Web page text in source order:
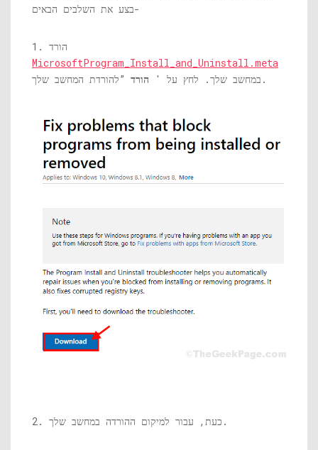
בצע את השלבים הבאים-
1. הורד
MicrosoftProgram_Install_and_Uninstall.meta
במחשב שלך. לחץ על ' הורד ”להורדת המחשב שלך.
2. כעת, עבור למיקום ההורדה במחשב שלך.